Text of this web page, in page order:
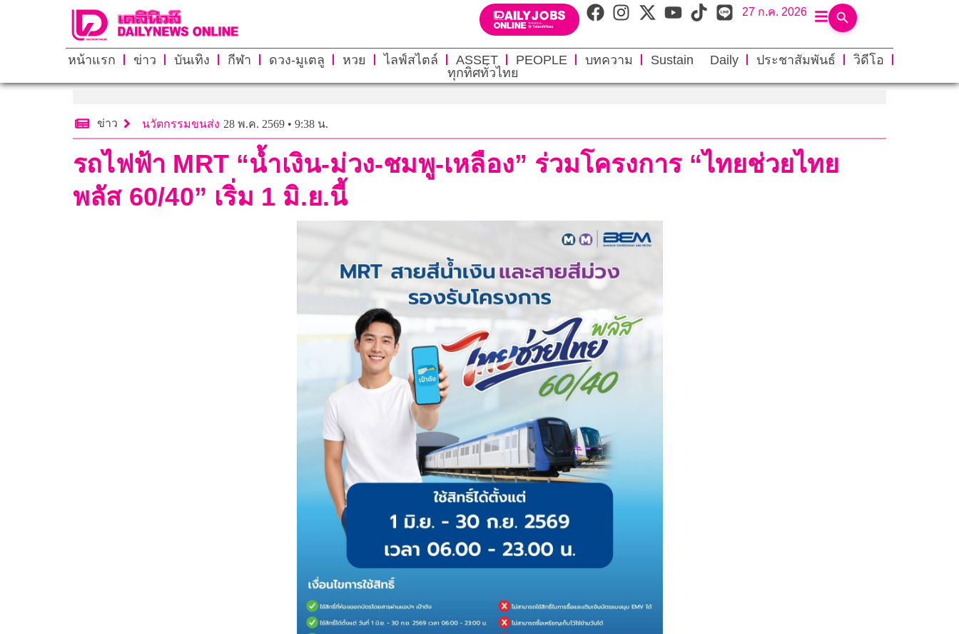
27 ก.ค. 2026
หน้าแรก ข่าว บันเทิง กีฬา ดวง-มูเตลู หวย ไลฟ์สไตล์ ASSET PEOPLE บทความ Sustain Daily ประชาสัมพันธ์
วิดีโอ
ทุกทิศทั่วไทย
ข่าว นวัตกรรมขนส่ง 28 พ.ค. 2569 • 9:38 น.
รถไฟฟ้า MRT “น้ำเงิน-ม่วง-ชมพู-เหลือง” ร่วมโครงการ “ไทยช่วยไทย
พลัส 60/40” เริ่ม 1 มิ.ย.นี้